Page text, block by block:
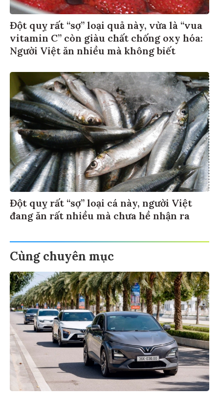
Đột quỵ rất “sợ” loại quả này, vừa là “vua
vitamin C” còn giàu chất chống oxy hóa:
Người Việt ăn nhiều mà không biết
Đột quỵ rất “sợ” loại cá này, người Việt
đang ăn rất nhiều mà chưa hề nhận ra
Cùng chuyên mục